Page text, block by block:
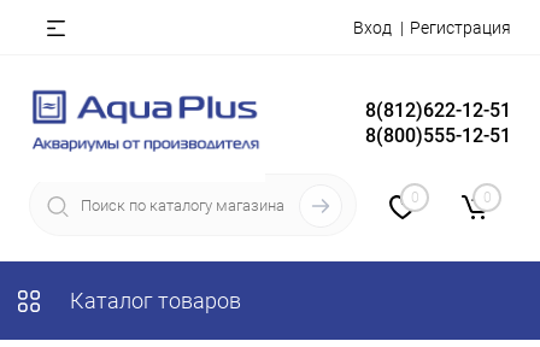
Вход Регистрация
8(812)622-12-51
8(800)555-12-51
0 0
Каталог товаров